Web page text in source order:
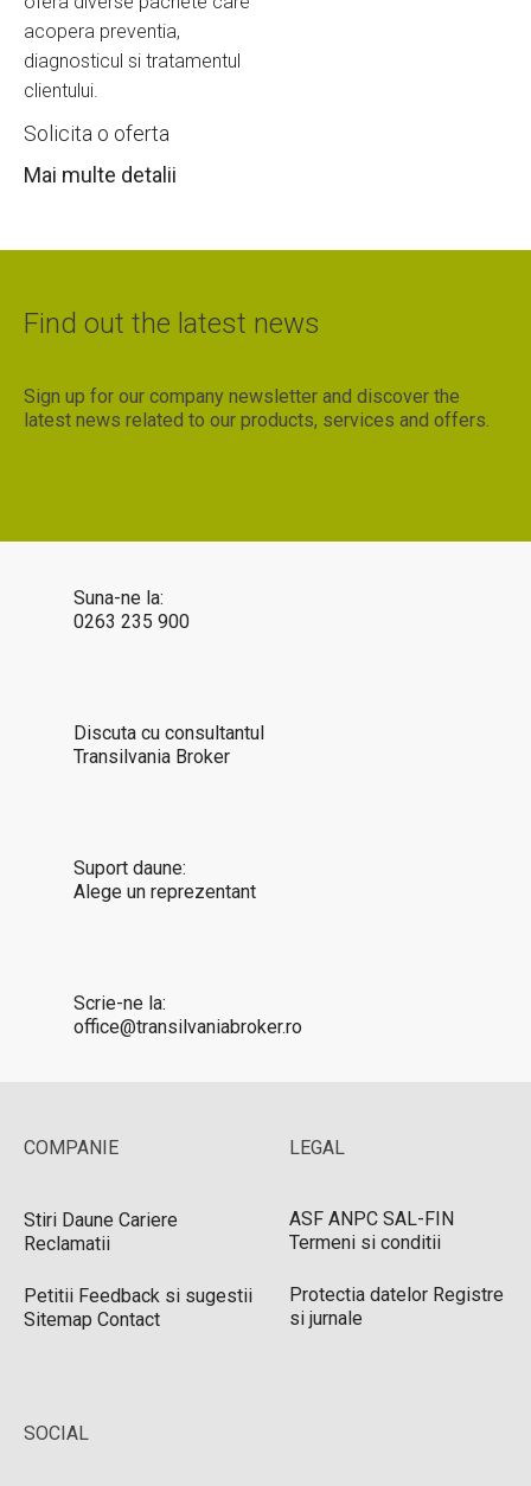
acopera preventia,
diagnosticul si tratamentul
clientului.
Solicita o oferta
Mai multe detalii
Find out the latest news
Sign up for our company newsletter and discover the
latest news related to our products, services and offers.
Suna-ne la:
0263 235 900
Discuta cu consultantul
Transilvania Broker
Suport daune:
Alege un reprezentant
Scrie-ne la:
office@transilvaniabroker.ro
COMPANIE
Stiri Daune Cariere
Reclamatii
Petitii Feedback si sugestii
Sitemap Contact
LEGAL
ASF ANPC SAL-FIN
Termeni si conditii
Protectia datelor Registre
si jurnale
SOCIAL